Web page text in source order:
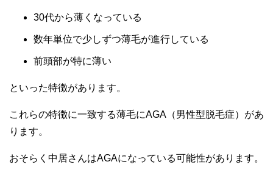
30代から薄くなっている
数年単位で少しずつ薄毛が進行している
前頭部が特に薄い
といった特徴があります。
これらの特徴に一致する薄毛にAGA（男性型脱毛症）があ
ります。
おそらく中居さんはAGAになっている可能性があります。